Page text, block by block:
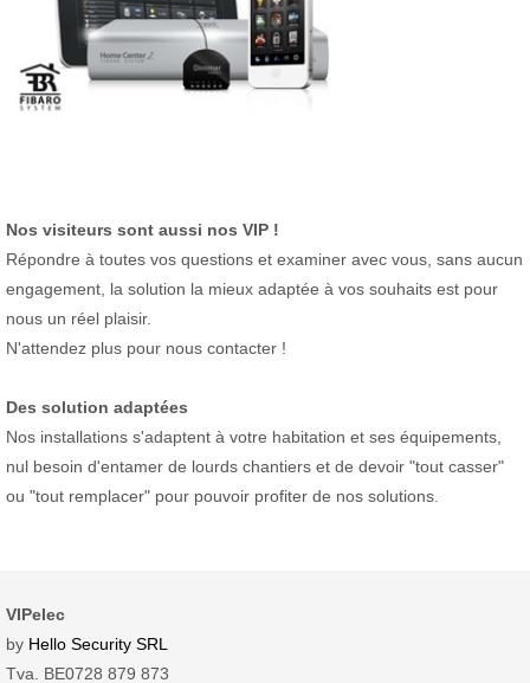
Nos visiteurs sont aussi nos VIP !
Répondre à toutes vos questions et examiner avec vous, sans aucun
engagement, la solution la mieux adaptée à vos souhaits est pour
nous un réel plaisir.
N'attendez plus pour nous contacter !
Des solution adaptées
Nos installations s'adaptent à votre habitation et ses équipements,
nul besoin d'entamer de lourds chantiers et de devoir "tout casser"
ou "tout remplacer" pour pouvoir profiter de nos solutions.
VIPelec
by Hello Security SRL
Tva. BE0728 879 873